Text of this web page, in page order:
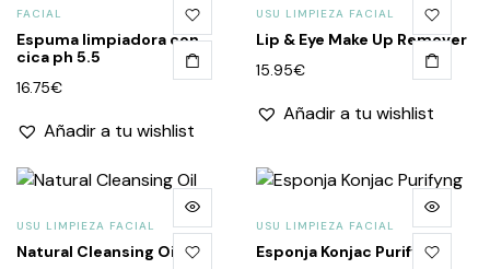
FACIAL
Espuma limpiadora con
cica ph 5.5
16.75€
Añadir a tu wishlist
USU LIMPIEZA FACIAL
Lip & Eye Make Up Remover
15.95€
Añadir a tu wishlist
USU LIMPIEZA FACIAL
Natural Cleansing Oil
USU LIMPIEZA FACIAL
Esponja Konjac Purifyng